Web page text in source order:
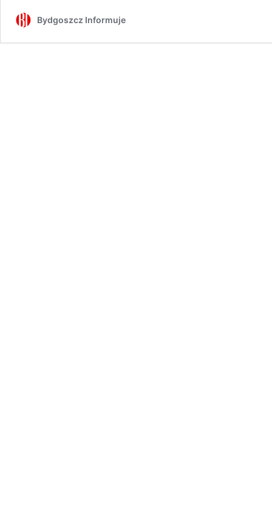
Bydgoszcz Informuje